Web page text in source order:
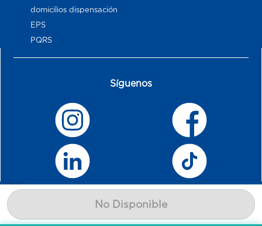
No Disponible
domicilios dispensación
EPS
PQRS
Síguenos